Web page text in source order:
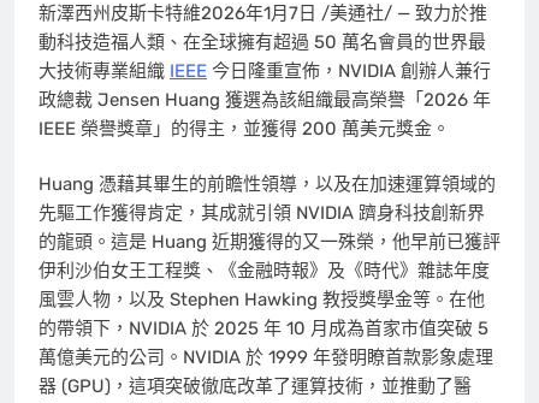
新澤西州皮斯卡特維2026年1月7日 /美通社/ — 致力於推
動科技造福人類、在全球擁有超過 50 萬名會員的世界最
大技術專業組織 IEEE 今日隆重宣佈，NVIDIA 創辦人兼行
政總裁 Jensen Huang 獲選為該組織最高榮譽「2026 年
IEEE 榮譽獎章」的得主，並獲得 200 萬美元獎金。
Huang 憑藉其畢生的前瞻性領導，以及在加速運算領域的
先驅工作獲得肯定，其成就引領 NVIDIA 躋身科技創新界
的龍頭。這是 Huang 近期獲得的又一殊榮，他早前已獲評
伊利沙伯女王工程獎、《金融時報》及《時代》雜誌年度
風雲人物，以及 Stephen Hawking 教授獎學金等。在他
的帶領下，NVIDIA 於 2025 年 10 月成為首家市值突破 5
萬億美元的公司。NVIDIA 於 1999 年發明瞭首款影象處理
器 (GPU)，這項突破徹底改革了運算技術，並推動了醫